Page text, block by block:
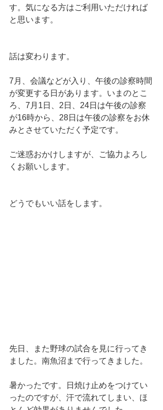
す。気になる方はご利用いただければ
と思います。
話は変わります。
7月、会議などが入り、午後の診察時間
が変更する日があります。いまのとこ
ろ、7月1日、2日、24日は午後の診察
が16時から、28日は午後の診察をお休
みとさせていただく予定です。
ご迷惑おかけしますが、ご協力よろし
くお願いします。
どうでもいい話をします。
先日、また野球の試合を見に行ってき
ました。南魚沼まで行ってきました。
暑かったです。日焼け止めをつけてい
ったのですが、汗で流れてしまい、ほ